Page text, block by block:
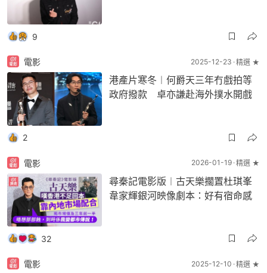
9
電影 2025-12-23 精選 ★
港產片寒冬︱何爵天三年冇戲拍等
政府撥款 卓亦謙赴海外撲水開戲
2
電影 2026-01-19 精選 ★
尋秦記電影版︱古天樂擱置杜琪峯
韋家輝銀河映像劇本：好有宿命感
32
電影 2025-12-10 精選 ★